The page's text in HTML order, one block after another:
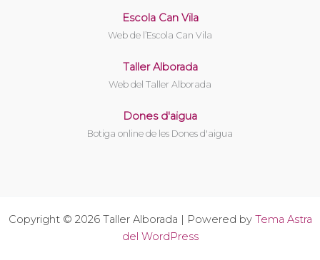
Escola Can Vila
Web de l’Escola Can Vila
Taller Alborada
Web del Taller Alborada
Dones d'aigua
Botiga online de les Dones d'aigua
Copyright © 2026 Taller Alborada | Powered by Tema Astra
del WordPress